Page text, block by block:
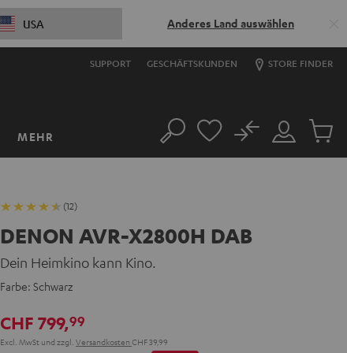
USA Anderes Land auswählen
SUPPORT GESCHÄFTSKUNDEN STORE FINDER
MEHR Suche
Mein
Konto
No
Artikel
(12)
DENON AVR-X2800H DAB
Dein Heimkino kann Kino.
Farbe: Schwarz
CHF 799,99
Excl. MwSt und zzgl. Versandkosten CHF 39,99